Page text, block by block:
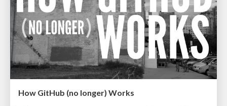
How GitHub (no longer) Works